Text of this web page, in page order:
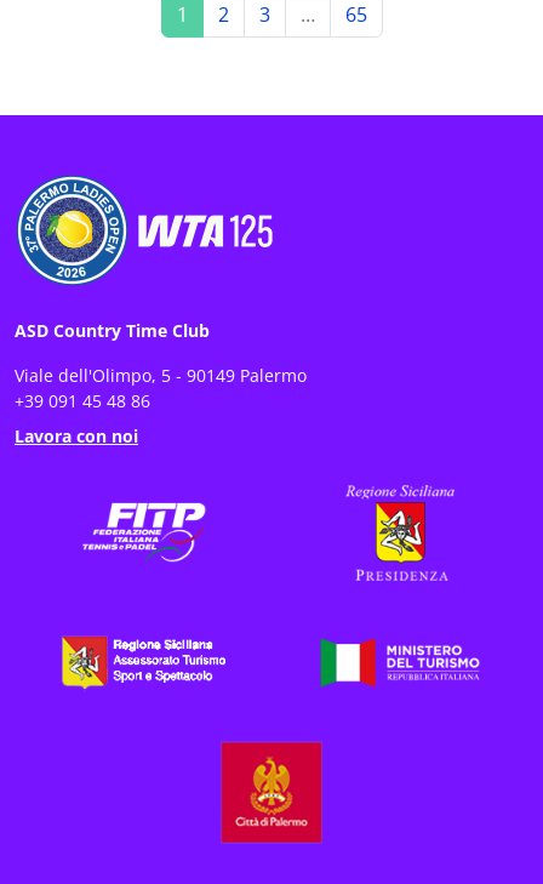
1 2 3 … 65
ASD Country Time Club
Viale dell'Olimpo, 5 - 90149 Palermo
+39 091 45 48 86
Lavora con noi